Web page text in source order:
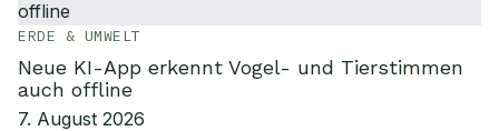
ERDE & UMWELT
Neue KI-App erkennt Vogel- und Tierstimmen
auch offline
7. August 2026